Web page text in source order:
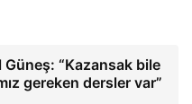
Güneş: “Kazansak bile
gereken dersler var”